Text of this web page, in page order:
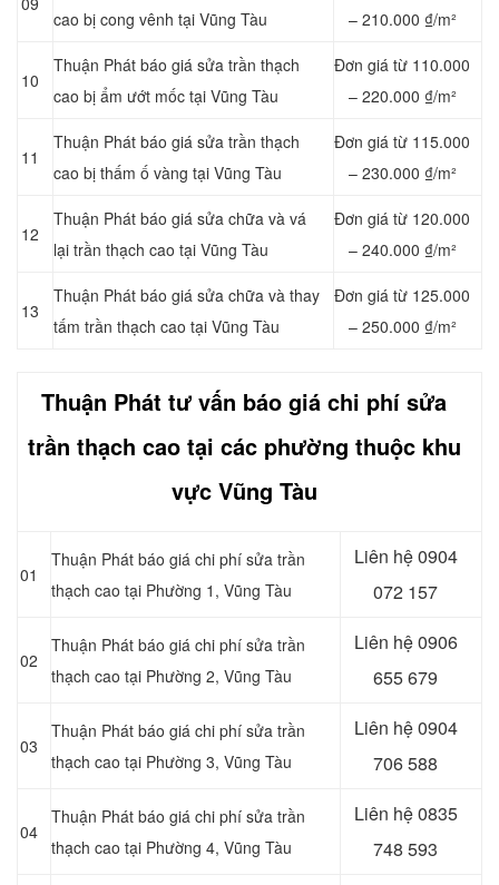
cao bị cong vênh tại Vũng Tàu
– 210.000 ₫/m²
10
Thuận Phát báo giá sửa trần thạch
cao bị ẩm ướt mốc tại Vũng Tàu
Đơn giá từ 110.000
– 220.000 ₫/m²
11
Thuận Phát báo giá sửa trần thạch
cao bị thấm ố vàng tại Vũng Tàu
Đơn giá từ 115.000
– 230.000 ₫/m²
12
Thuận Phát báo giá sửa chữa và vá
lại trần thạch cao tại Vũng Tàu
Đơn giá từ 120.000
– 240.000 ₫/m²
13
Thuận Phát báo giá sửa chữa và thay
tấm trần thạch cao tại Vũng Tàu
Đơn giá từ 125.000
– 250.000 ₫/m²
Thuận Phát tư vấn báo giá chi phí sửa
trần thạch cao tại các phường thuộc khu
vực Vũng Tàu
01
Thuận Phát báo giá chi phí sửa trần
thạch cao tại Phường 1, Vũng Tàu
Liên hệ 0904
072 157
02
Thuận Phát báo giá chi phí sửa trần
thạch cao tại Phường 2, Vũng Tàu
Liên hệ 0906
655 679
03
Thuận Phát báo giá chi phí sửa trần
thạch cao tại Phường 3, Vũng Tàu
Liên hệ0904
706 588
04
Thuận Phát báo giá chi phí sửa trần
thạch cao tại Phường 4, Vũng Tàu
Liên hệ0835
748 593